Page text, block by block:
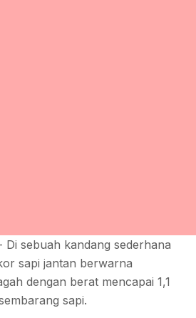
Di sebuah kandang sederhana
sapi jantan berwarna
dengan berat mencapai 1,1
sapi.